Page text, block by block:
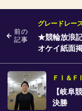
前の
記事
グレードレー
★競輪放浪
オケイ紙面
ＦⅠ＆Ｆ
【岐阜
決勝